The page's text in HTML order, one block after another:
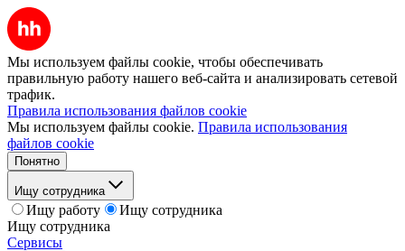
Мы используем файлы cookie, чтобы обеспечивать
правильную работу нашего веб-сайта и анализировать сетевой
трафик.
Правила использования файлов cookie
Мы используем файлы cookie. Правила использования
файлов cookie
Понятно
Ищу сотрудника
Ищу работу
Ищу сотрудника
Ищу сотрудника
Сервисы